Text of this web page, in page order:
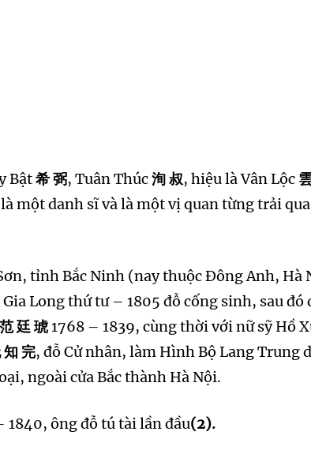
Bật希 弼, Tuân Thúc洵 叔, hiệu là Vân Lộc
một danh sĩ và là một vị quan từng trải
tỉnh Bắc Ninh (nay thuộc Đông Anh,
Gia Long thứ tư – 1805 đỗ cống sinh, sau
范 廷 琥1768 – 1839, cùng thời với nữ sỹ Hồ
知 完, đỗ Cử nhân, làm Hình Bộ Lang Trung
ngoài cửa Bắc thành Hà Nội.
1840, ông đỗ tú tài lần đầu(2).